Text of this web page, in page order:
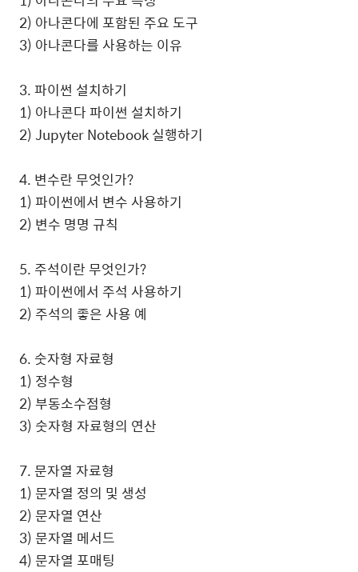
2) 아나콘다에 포함된 주요 도구
3) 아나콘다를 사용하는 이유
3. 파이썬 설치하기
1) 아나콘다 파이썬 설치하기
2) Jupyter Notebook 실행하기
4. 변수란 무엇인가?
1) 파이썬에서 변수 사용하기
2) 변수 명명 규칙
5. 주석이란 무엇인가?
1) 파이썬에서 주석 사용하기
2) 주석의 좋은 사용 예
6. 숫자형 자료형
1) 정수형
2) 부동소수점형
3) 숫자형 자료형의 연산
7. 문자열 자료형
1) 문자열 정의 및 생성
2) 문자열 연산
3) 문자열 메서드
4) 문자열 포매팅